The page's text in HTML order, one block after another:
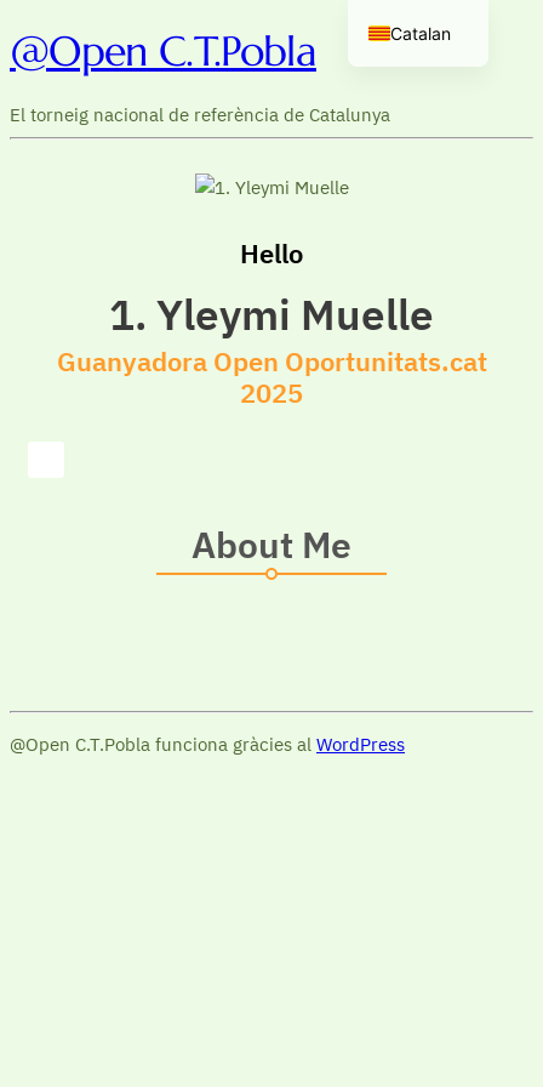
@Open C.T.Pobla
El torneig nacional de referència de Catalunya
Hello
1. Yleymi Muelle
Guanyadora Open Oportunitats.cat
2025
About Me
@Open C.T.Pobla funciona gràcies al WordPress
Catalan
Spanish